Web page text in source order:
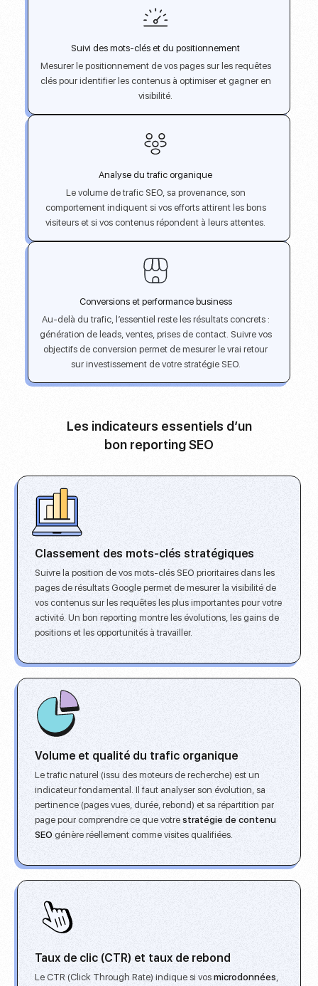
Suivi des mots-clés et du positionnement
Mesurer le positionnement de vos pages sur les requêtes
clés pour identifier les contenus à optimiser et gagner en
visibilité.
Analyse du trafic organique
Le volume de trafic SEO, sa provenance, son
comportement indiquent si vos efforts attirent les bons
visiteurs et si vos contenus répondent à leurs attentes.
Conversions et performance business
Au-delà du trafic, l’essentiel reste les résultats concrets :
génération de leads, ventes, prises de contact. Suivre vos
objectifs de conversion permet de mesurer le vrai retour
sur investissement de votre stratégie SEO.
Les indicateurs essentiels d’un
bon reporting SEO
Classement des mots-clés stratégiques
Suivre la position de vos mots-clés SEO prioritaires dans les
pages de résultats Google permet de mesurer la visibilité de
vos contenus sur les requêtes les plus importantes pour votre
activité. Un bon reporting montre les évolutions, les gains de
positions et les opportunités à travailler.
Volume et qualité du trafic organique
Le trafic naturel (issu des moteurs de recherche) est un
indicateur fondamental. Il faut analyser son évolution, sa
pertinence (pages vues, durée, rebond) et sa répartition par
page pour comprendre ce que votre stratégie de contenu
SEO génère réellement comme visites qualifiées.
Taux de clic (CTR) et taux de rebond
Le CTR (Click Through Rate) indique si vos microdonnées,